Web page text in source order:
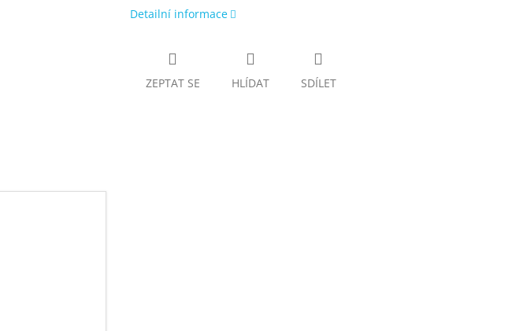
Detailní informace
ZEPTAT SE HLÍDAT SDÍLET